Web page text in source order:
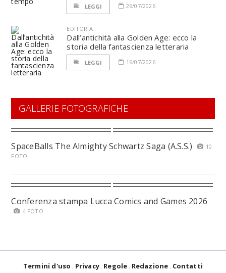
LEGGI 26/07/2026
EDITORIA
Dall’antichità alla Golden Age: ecco la
storia della fantascienza letteraria
LEGGI 16/07/2026
GALLERIE FOTOGRAFICHE
SpaceBalls The Almighty Schwartz Saga (A.S.S.)
10
FOTO
Conferenza stampa Lucca Comics and Games 2026
4 FOTO
Termini d'uso Privacy Regole Redazione Contatti